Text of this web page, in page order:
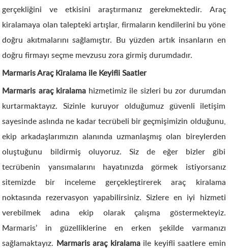
gerçekliğini ve etkisini araştırmanız gerekmektedir. Araç
kiralamaya olan talepteki artışlar, firmaların kendilerini bu yöne
doğru akıtmalarını sağlamıştır. Bu yüzden artık insanların en
doğru firmayı seçme mevzusu zora girmiş durumdadır.
Marmaris Araç Kiralama ile Keyifli Saatler
Marmaris araç kiralamahizmetimiz ile sizleri bu zor durumdan
kurtarmaktayız. Sizinle kuruyor olduğumuz güvenli iletişim
sayesinde aslında ne kadar tecrübeli bir geçmişimizin olduğunu,
ekip arkadaşlarımızın alanında uzmanlaşmış olan bireylerden
oluştuğunu bildirmiş oluyoruz. Siz de eğer bizler gibi
tecrübenin yansımalarını hayatınızda görmek istiyorsanız
sitemizde bir inceleme gerçekleştirerek araç kiralama
noktasında rezervasyon yapabilirsiniz. Sizlere en iyi hizmeti
verebilmek adına ekip olarak çalışma göstermekteyiz.
Marmaris’ in güzelliklerine en erken şekilde varmanızı
sağlamaktayız. Marmaris araç kiralamaile keyifli saatlere emin